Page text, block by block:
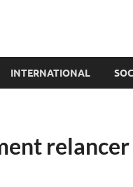
INTERNATIONAL